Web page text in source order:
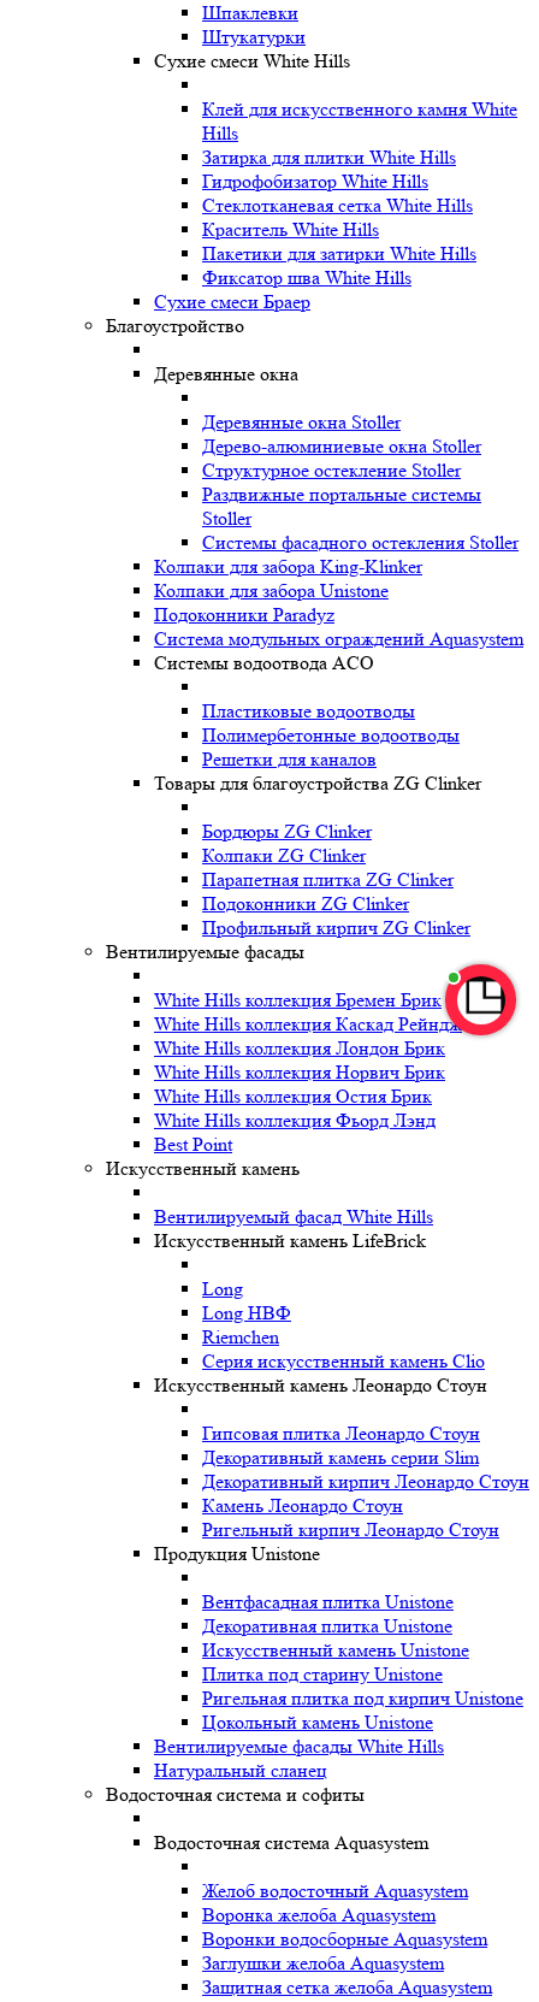
Шпаклевки
Штукатурки
Сухие смеси White Hills
Клей для искусственного камня White
Hills
Затирка для плитки White Hills
Гидрофобизатор White Hills
Стеклотканевая сетка White Hills
Краситель White Hills
Пакетики для затирки White Hills
Фиксатор шва White Hills
Сухие смеси Браер
Благоустройство
Деревянные окна
Деревянные окна Stoller
Дерево-алюминиевые окна Stoller
Структурное остекление Stoller
Раздвижные портальные системы
Stoller
Системы фасадного остекления Stoller
Колпаки для забора King-Klinker
Колпаки для забора Unistone
Подоконники Paradyz
Система модульных ограждений Aquasystem
Системы водоотвода ACO
Пластиковые водоотводы
Полимербетонные водоотводы
Решетки для каналов
Товары для благоустройства ZG Clinker
Бордюры ZG Clinker
Колпаки ZG Clinker
Парапетная плитка ZG Clinker
Подоконники ZG Clinker
Профильный кирпич ZG Clinker
Вентилируемые фасады
White Hills коллекция Бремен Брик
White Hills коллекция Каскад Рейндж
White Hills коллекция Лондон Брик
White Hills коллекция Норвич Брик
White Hills коллекция Остия Брик
White Hills коллекция Фьорд Лэнд
Best Point
Искусственный камень
Вентилируемый фасад White Hills
Искусственный камень LifeBrick
Long
Long НВФ
Riemchen
Серия искусственный камень Clio
Искусственный камень Леонардо Стоун
Гипсовая плитка Леонардо Стоун
Декоративный камень серии Slim
Декоративный кирпич Леонардо Стоун
Камень Леонардо Стоун
Ригельный кирпич Леонардо Стоун
Продукция Unistone
Вентфасадная плитка Unistone
Декоративная плитка Unistone
Искусственный камень Unistone
Плитка под старину Unistone
Ригельная плитка под кирпич Unistone
Цокольный камень Unistone
Вентилируемые фасады White Hills
Натуральный сланец
Водосточная система и софиты
Водосточная система Aquasystem
Желоб водосточный Aquasystem
Воронка желоба Aquasystem
Воронки водосборные Aquasystem
Заглушки желоба Aquasystem
Защитная сетка желоба Aquasystem